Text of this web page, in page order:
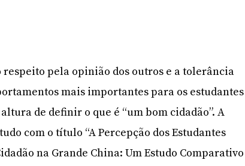
respeito pela opinião dos outros e a tolerância
mais importantes para os estudantes
de definir o que é “um bom cidadão”. A
com o título “A Percepção dos Estudantes
na Grande China: Um Estudo Comparativo